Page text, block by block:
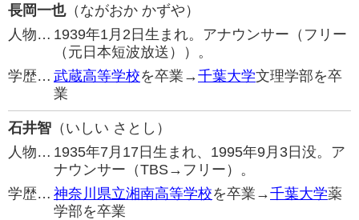
長岡一也（ながおか かずや）
人物… 1939年1月2日生まれ。アナウンサー（フリー
（元日本短波放送））。
学歴… 武蔵高等学校を卒業→千葉大学文理学部を卒
業
石井智 （いしい さとし）
人物… 1935年7月17日生まれ、1995年9月3日没。ア
ナウンサー（TBS→フリー）。
学歴… 神奈川県立湘南高等学校を卒業→千葉大学薬
学部を卒業